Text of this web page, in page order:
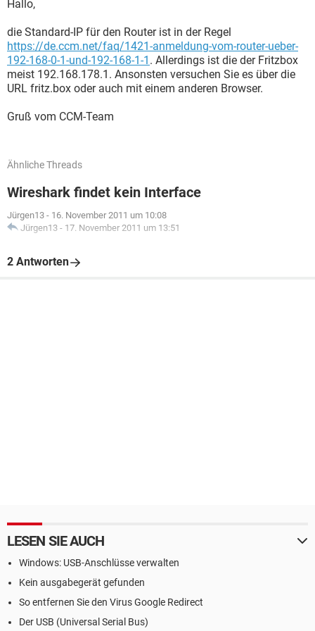
Hallo,
die Standard-IP für den Router ist in der Regel
https://de.ccm.net/faq/1421-anmeldung-vom-router-ueber-
192-168-0-1-und-192-168-1-1 . Allerdings ist die der Fritzbox
meist 192.168.178.1. Ansonsten versuchen Sie es über die
URL fritz.box oder auch mit einem anderen Browser.
Gruß vom CCM-Team
Ähnliche Threads
Wireshark findet kein Interface
Jürgen13 - 16. November 2011 um 10:08
Jürgen13 - 17. November 2011 um 13:51
2 Antworten
LESEN SIE AUCH
Windows: USB-Anschlüsse verwalten
Kein ausgabegerät gefunden
So entfernen Sie den Virus Google Redirect
Der USB (Universal Serial Bus)